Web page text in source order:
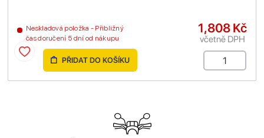
Neskladová položka - Přibližný
čas doručení 5 dní od nákupu
1,808 Kč
včetně DPH
PŘIDAT DO KOŠÍKU